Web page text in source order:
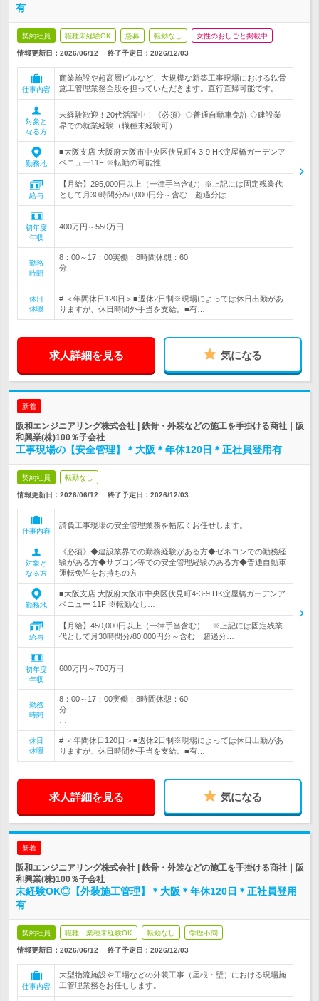
有
契約社員 職種未経験OK 急募 転勤なし 女性のおしごと掲載中
情報更新日：2026/06/12 終了予定日： 2026/12/03
仕事内容
商業施設や超高層ビルなど、大規模な新築工事現場における鉄骨
施工管理業務全般を担っていただきます。直行直帰可能です。
対象と
なる方
未経験歓迎！20代活躍中！《必須》◇普通自動車免許 ◇建設業
界での就業経験（職種未経験可）
勤務地
■大阪支店 大阪府大阪市中央区伏見町4-3-9 HK淀屋橋ガーデンア
ベニュー11F ※転勤の可能性…
給与
【月給】295,000円以上（一律手当含む）※上記には固定残業代
として月30時間分/50,000円分～含む 超過分は…
初年度
年収
400万円～550万円
勤務
時間
8：00～17：00実働：8時間休憩：60
分
休日
休暇
# ＜年間休日120日＞■週休2日制※現場によっては休日出勤があ
りますが、休日時間外手当を支給。■有…
求人詳細を見る 気になる
新着
阪和エンジニアリング株式会社 | 鉄骨・外装などの施工を手掛ける商社｜阪
和興業(株)100％子会社
工事現場の【安全管理】＊大阪＊年休120日＊正社員登用有
契約社員 転勤なし
情報更新日：2026/06/12 終了予定日： 2026/12/03
仕事内容
請負工事現場の安全管理業務を幅広くお任せします。
対象と
なる方
《必須》◆建設業界での勤務経験がある方◆ゼネコンでの勤務経
験がある方◆サブコン等での安全管理経験のある方◆普通自動車
運転免許をお持ちの方
勤務地
■大阪支店 大阪府大阪市中央区伏見町4-3-9 HK淀屋橋ガーデンア
ベニュー 11F ※転勤なし…
給与
【月給】450,000円以上（一律手当含む） ※上記には固定残業
代として月30時間分/80,000円分～含む 超過分…
初年度
年収
600万円～700万円
勤務
時間
8：00～17：00実働：8時間休憩：60
分
休日
休暇
# ＜年間休日120日＞■週休2日制※現場によっては休日出勤があ
りますが、休日時間外手当を支給。■有…
求人詳細を見る 気になる
新着
阪和エンジニアリング株式会社 | 鉄骨・外装などの施工を手掛ける商社｜阪
和興業(株)100％子会社
未経験OK◎【外装施工管理】＊大阪＊年休120日＊正社員登用
有
契約社員 職種・業種未経験OK 転勤なし 学歴不問
情報更新日：2026/06/12 終了予定日： 2026/12/03
仕事内容
大型物流施設や工場などの外装工事（屋根・壁）における現場施
工管理業務をお任せします。